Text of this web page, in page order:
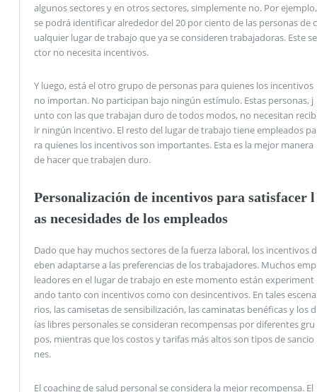
algunos sectores y en otros sectores, simplemente no. Por ejemplo,
se podrá identificar alrededor del 20 por ciento de las personas de c
ualquier lugar de trabajo que ya se consideren trabajadoras. Este se
ctor no necesita incentivos.
Y luego, está el otro grupo de personas para quienes los incentivos
no importan. No participan bajo ningún estímulo. Estas personas, j
unto con las que trabajan duro de todos modos, no necesitan recib
ir ningún incentivo. El resto del lugar de trabajo tiene empleados pa
ra quienes los incentivos son importantes. Esta es la mejor manera
de hacer que trabajen duro.
Personalización de incentivos para satisfacer l
as necesidades de los empleados
Dado que hay muchos sectores de la fuerza laboral, los incentivos d
eben adaptarse a las preferencias de los trabajadores. Muchos emp
leadores en el lugar de trabajo en este momento están experiment
ando tanto con incentivos como con desincentivos. En tales escena
rios, las camisetas de sensibilización, las caminatas benéficas y los d
ías libres personales se consideran recompensas por diferentes gru
pos, mientras que los costos y tarifas más altos son tipos de sancio
nes.
El coaching de salud personal se considera la mejor recompensa. El